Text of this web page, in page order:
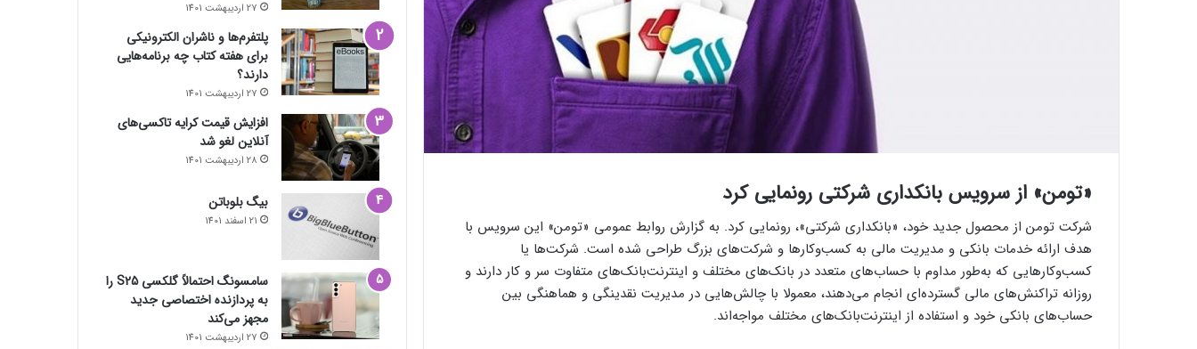
«تومن» از سرویس بانکداری شرکتی رونمایی کرد
شرکت تومن از محصول جدید خود، «بانکداری شرکتی»، رونمایی کرد. به گزارش روابط عمومی «تومن» این سرویس با
هدف ارائه خدمات بانکی و مدیریت مالی به کسب‌وکارها و شرکت‌های بزرگ طراحی شده است. شرکت‌ها یا
کسب‌وکارهایی که به‌طور مداوم با حساب‌های متعدد در بانک‌های مختلف و اینترنت‌بانک‌های متفاوت سر و کار دارند و
روزانه تراکنش‌های مالی گسترده‌ای انجام می‌دهند، معمولا با چالش‌هایی در مدیریت نقدینگی و هماهنگی بین
حساب‌های بانکی خود و استفاده از اینترنت‌بانک‌های مختلف مواجه‌اند.
27 اردیبهشت 1401
پلتفرم‌ها و ناشران الکترونیکی
برای هفته کتاب چه برنامه‌هایی
دارند؟
27 اردیبهشت 1401
افزایش قیمت کرایه تاکسی‌های
آنلاین لغو شد
28 اردیبهشت 1401
بیگ بلوباتن
21 اسفند 1401
سامسونگ احتمالاً گلکسی S25 را
به پردازنده اختصاصی جدید
مجهز می‌کند
27 اردیبهشت 1401